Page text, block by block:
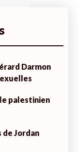
Darmon
palestinien
de Jordan